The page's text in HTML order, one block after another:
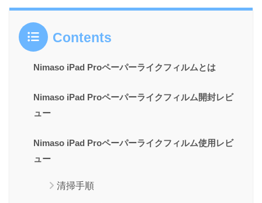
Contents
Nimaso iPad Proペーパーライクフィルムとは
Nimaso iPad Proペーパーライクフィルム開封レビ
ュー
Nimaso iPad Proペーパーライクフィルム使用レビ
ュー
清掃手順